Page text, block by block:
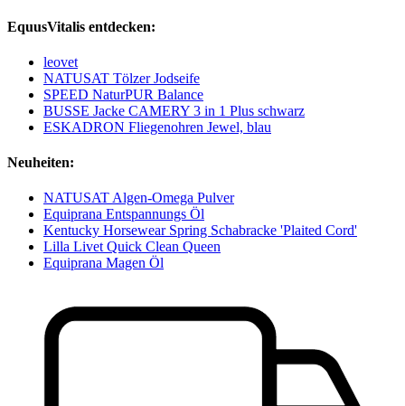
EquusVitalis entdecken:
leovet
NATUSAT Tölzer Jodseife
SPEED NaturPUR Balance
BUSSE Jacke CAMERY 3 in 1 Plus schwarz
ESKADRON Fliegenohren Jewel, blau
Neuheiten:
NATUSAT Algen-Omega Pulver
Equiprana Entspannungs Öl
Kentucky Horsewear Spring Schabracke 'Plaited Cord'
Lilla Livet Quick Clean Queen
Equiprana Magen Öl